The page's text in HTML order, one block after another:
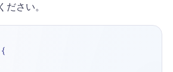
ださい。